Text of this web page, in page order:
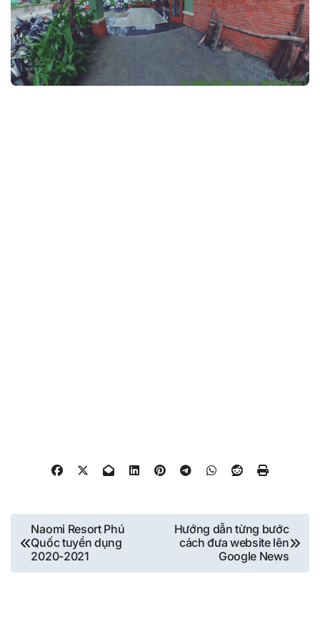
Điều
hướng
bài
Naomi Resort Phú
Quốc tuyển dụng
2020-2021
Hướng dẫn từng bước
cách đưa website lên
Google News